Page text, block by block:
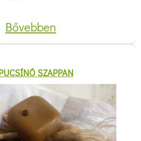
Bővebben
SZAPPAN